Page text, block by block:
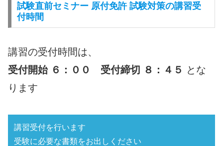
試験直前セミナー 原付免許 試験対策の講習受
付時間
講習の受付時間は、
受付開始 ６：００ 受付締切 ８：４５ とな
ります
講習受付を行います
受験に必要な書類をお出しください